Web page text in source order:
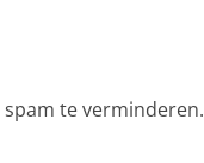
te verminderen.